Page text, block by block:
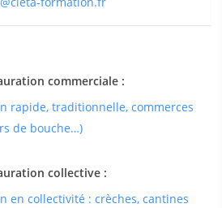
commerciale :
rapide, traditionnelle, commerces
de bouche…)
collective :
en collectivité : crèches, cantines